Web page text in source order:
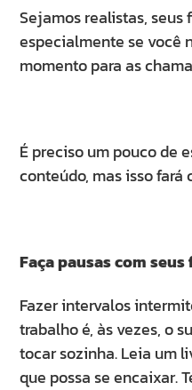
Sejamos realistas,
especialmente se você
momento para as
É preciso um pouco de
conteúdo, mas isso fará
Faça pausas com
Fazer intervalos
trabalho é, às vezes, o
tocar sozinha. Leia um
que possa se encaixar.